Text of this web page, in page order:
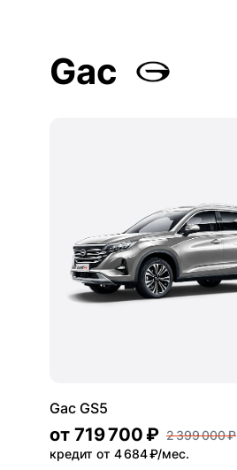
Gac
Gac GS5
от 719 700 ₽ 2 399 000 ₽
кредит от 4 684 ₽/мес.